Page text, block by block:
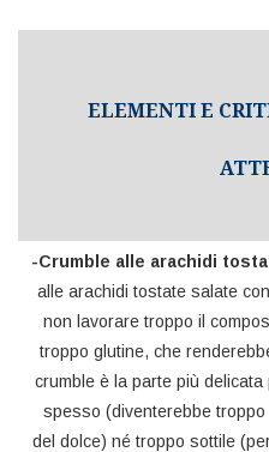
ELEMENTI E
-Crumble alle arachidi
alle arachidi tostate salate
non lavorare troppo il
troppo glutine, che
crumble è la parte più
spesso (diventerebbe troppo
del dolce) né troppo sottile